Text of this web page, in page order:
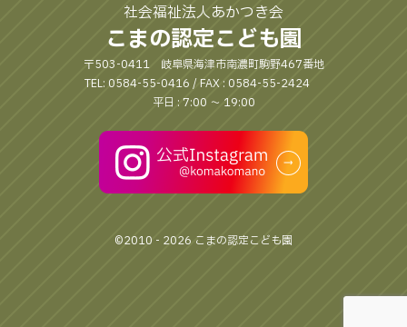
社会福祉法人あかつき会
こまの認定こども園
〒503-0411 岐阜県海津市南濃町駒野467番地
TEL: 0584-55-0416 / FAX : 0584-55-2424
平日 : 7:00 〜 19:00
©2010 - 2026 こまの認定こども園